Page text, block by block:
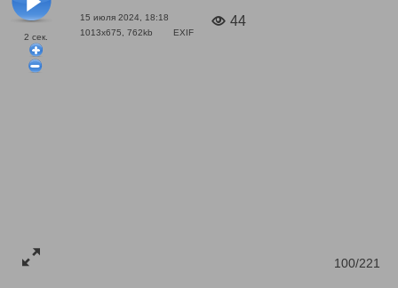
2 сек.
15 июля 2024, 18:18
1013x675, 762kb
EXIF
44
100/221